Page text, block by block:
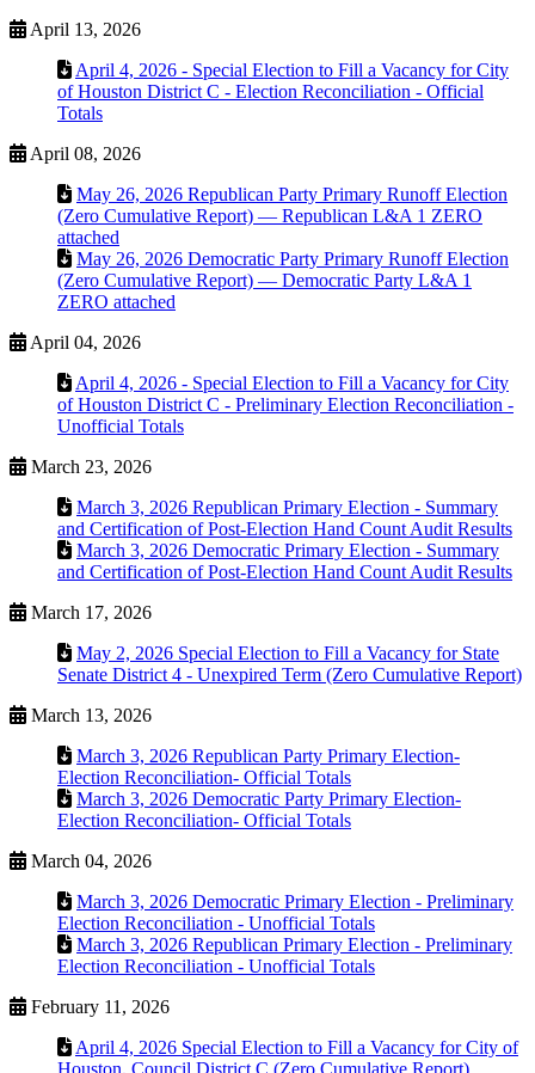
April 13, 2026
April 4, 2026 - Special Election to Fill a Vacancy for City
of Houston District C - Election Reconciliation - Official
Totals
April 08, 2026
May 26, 2026 Republican Party Primary Runoff Election
(Zero Cumulative Report) — Republican L&A 1 ZERO
attached
May 26, 2026 Democratic Party Primary Runoff Election
(Zero Cumulative Report) — Democratic Party L&A 1
ZERO attached
April 04, 2026
April 4, 2026 - Special Election to Fill a Vacancy for City
of Houston District C - Preliminary Election Reconciliation -
Unofficial Totals
March 23, 2026
March 3, 2026 Republican Primary Election - Summary
and Certification of Post-Election Hand Count Audit Results
March 3, 2026 Democratic Primary Election - Summary
and Certification of Post-Election Hand Count Audit Results
March 17, 2026
May 2, 2026 Special Election to Fill a Vacancy for State
Senate District 4 - Unexpired Term (Zero Cumulative Report)
March 13, 2026
March 3, 2026 Republican Party Primary Election-
Election Reconciliation- Official Totals
March 3, 2026 Democratic Party Primary Election-
Election Reconciliation- Official Totals
March 04, 2026
March 3, 2026 Democratic Primary Election - Preliminary
Election Reconciliation - Unofficial Totals
March 3, 2026 Republican Primary Election - Preliminary
Election Reconciliation - Unofficial Totals
February 11, 2026
April 4, 2026 Special Election to Fill a Vacancy for City of
Houston, Council District C (Zero Cumulative Report)